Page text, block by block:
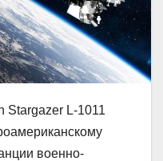
Stargazer L-1011
военно-